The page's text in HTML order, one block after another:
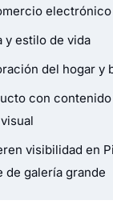
electrónico
y estilo de vida
del hogar y
con
visibilidad en
de galería grande